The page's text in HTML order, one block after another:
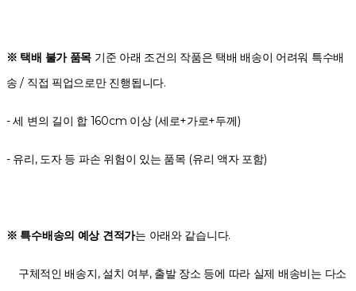
※ 택배 불가 품목 기준 아래 조건의 작품은 택배 배송이 어려워 특수배
송 / 직접 픽업으로만 진행됩니다.
- 세 변의 길이 합 160cm 이상 (세로+가로+두께)
- 유리, 도자 등 파손 위험이 있는 품목 (유리 액자 포함)
※ 특수배송의 예상 견적가는 아래와 같습니다.
구체적인 배송지, 설치 여부, 출발 장소 등에 따라 실제 배송비는 다소